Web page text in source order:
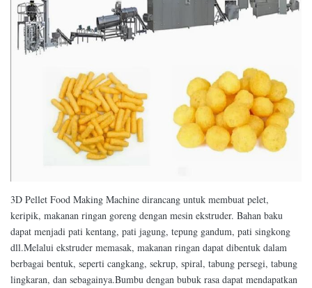
3D Pellet Food Making Machine dirancang untuk membuat pelet,
keripik, makanan ringan goreng dengan mesin ekstruder. Bahan baku
dapat menjadi pati kentang, pati jagung, tepung gandum, pati singkong
dll.Melalui ekstruder memasak, makanan ringan dapat dibentuk dalam
berbagai bentuk, seperti cangkang, sekrup, spiral, tabung persegi, tabung
lingkaran, dan sebagainya.Bumbu dengan bubuk rasa dapat mendapatkan